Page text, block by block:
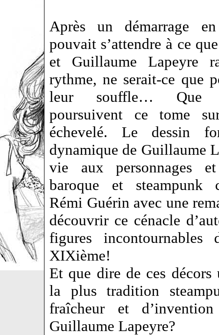
Après un démarrage
pouvait s’attendre à ce
et Guillaume Lapeyre
rythme, ne serait-ce que
leur souffle… Que
poursuivent ce tome
échevelé. Le dessin
dynamique de Guillaume
vie aux personnages
baroque et steampunk
Rémi Guérin avec une
découvrir ce cénacle
figures
XIXième!
Et que dire de ces décors
la plus tradition
fraîcheur et
Guillaume Lapeyre?